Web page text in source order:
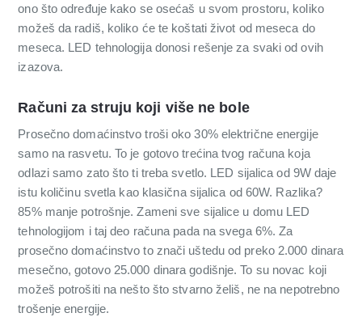
ono što određuje kako se osećaš u svom prostoru, koliko
možeš da radiš, koliko će te koštati život od meseca do
meseca. LED tehnologija donosi rešenje za svaki od ovih
izazova.
Računi za struju koji više ne bole
Prosečno domaćinstvo troši oko 30% električne energije
samo na rasvetu. To je gotovo trećina tvog računa koja
odlazi samo zato što ti treba svetlo. LED sijalica od 9W daje
istu količinu svetla kao klasična sijalica od 60W. Razlika?
85% manje potrošnje. Zameni sve sijalice u domu LED
tehnologijom i taj deo računa pada na svega 6%. Za
prosečno domaćinstvo to znači uštedu od preko 2.000 dinara
mesečno, gotovo 25.000 dinara godišnje. To su novac koji
možeš potrošiti na nešto što stvarno želiš, ne na nepotrebno
trošenje energije.